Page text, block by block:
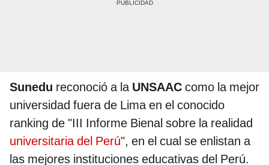
Sunedu reconoció a la UNSAAC como la mejor
universidad fuera de Lima en el conocido
ranking de "III Informe Bienal sobre la realidad
universitaria del Perú", en el cual se enlistan a
las mejores instituciones educativas del Perú.